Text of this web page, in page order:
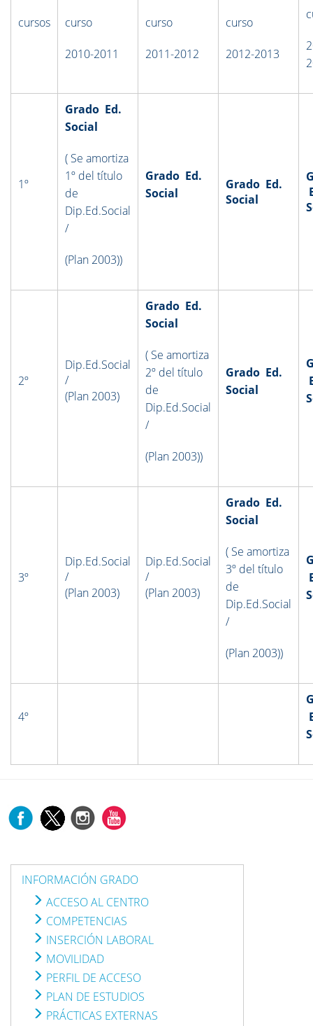
cursos curso
2010-2011
curso
2011-2012
curso
2012-2013
1º
Grado Ed.
Social
( Se amortiza
1º del título
de
Dip.Ed.Social
/
(Plan 2003))
Grado Ed.
Social
Grado Ed.
Social
2º
Dip.Ed.Social
/
(Plan 2003)
Grado Ed.
Social
( Se amortiza
2º del título
de
Dip.Ed.Social
/
(Plan 2003))
Grado Ed.
Social
3º
Dip.Ed.Social
/
(Plan 2003)
Dip.Ed.Social
/
(Plan 2003)
Grado Ed.
Social
( Se amortiza
3º del título
de
Dip.Ed.Social
/
(Plan 2003))
4º
INFORMACIÓN GRADO
ACCESO AL CENTRO
COMPETENCIAS
INSERCIÓN LABORAL
MOVILIDAD
PERFIL DE ACCESO
PLAN DE ESTUDIOS
PRÁCTICAS EXTERNAS